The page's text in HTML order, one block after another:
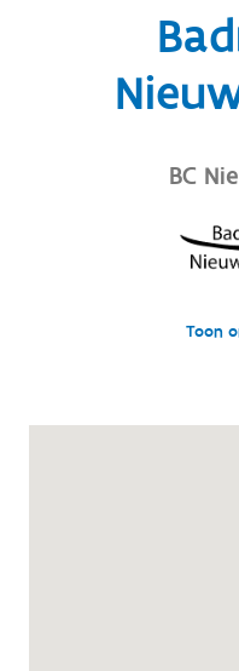
BC
Toon